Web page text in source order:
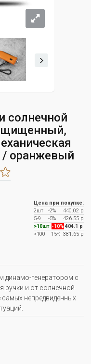
солнечной
/ оранжевый
Цена при покупке:
2шт
-2%
440.02 р
5-9
-5%
426.55 р
>10шт -10% 404.1 р
>100
-15% 381.65 р
динамо-генератором с
ручки и от солнечной
самых непредвиденных